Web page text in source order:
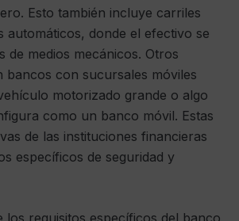
Esto también incluye carriles
automáticos, donde el efectivo se
de medios mecánicos. Otros
bancos con sucursales móviles
motorizado grande o algo
como un banco móvil. Estas
de las instituciones financieras
específicos de seguridad y
los requisitos específicos del banco,